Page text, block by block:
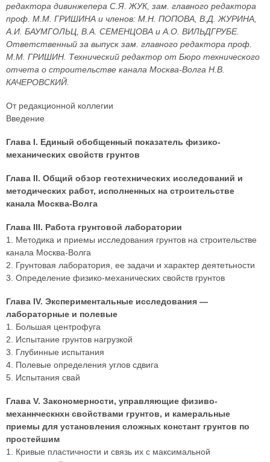
редактора дивинжепера С.Я. ЖУК, зам. главного редактора
проф. М.М. ГРИШИНА и членов: М.Н. ПОПОВА, В.Д. ЖУРИНА,
А.И. БАУМГОЛЬЦ, В.А. СЕМЕНЦОВА и А.О. ВИЛЬДГРУБЕ.
Ответственный за выпуск зам. главного редактора проф.
М.М. ГРИШИН. Технический редактор от Бюро технического
отчета о строительстве канала Москва-Волга Н.В.
КАЧЕРОВСКИЙ.
От редакционной коллегии
Введение
Глава I. Единый обобщенный показатель физико-
механических свойств грунтов
Глава II. Общий обзор геотехнических исследований и
методических работ, исполненных на строительстве
канала Москва-Волга
Глава III. Работа грунтовой лаборатории
1. Методика и приемы исследования грунтов на строительстве
канала Москва-Волга
2. Грунтовая лаборатория, ее задачи и характер деятетьности
3. Определение физико-механических свойств грунтов
Глава IV. Экспериментальные исследования —
лабораторные и полевые
1. Большая центрофуга
2. Испытание грунтов нагрузкой
3. Глубинные испытания
4. Полевые определения углов сдвига
5. Испытания свай
Глава V. Закономерности, управляющие физиво-
механнческнхн свойствами грунтов, и камеральные
приемы для установления сложных констант грунтов по
простейшим
1. Кривые пластичности и связь их с максимальной